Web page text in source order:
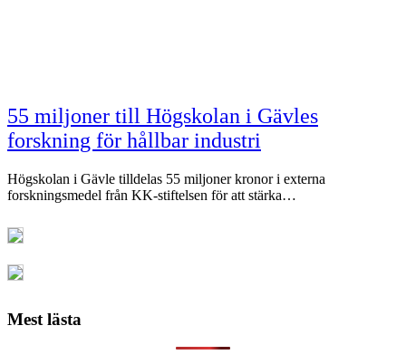
55 miljoner till Högskolan i Gävles
forskning för hållbar industri
Högskolan i Gävle tilldelas 55 miljoner kronor i externa
forskningsmedel från KK-stiftelsen för att stärka…
Mest lästa